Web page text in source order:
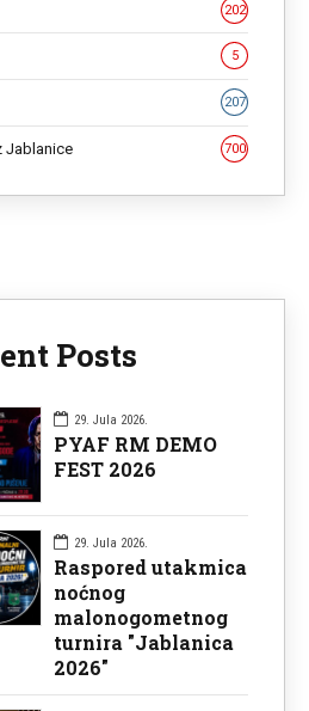
202
5
207
Jablanice 700
Posts
29. Jula 2026.
PYAF RM DEMO
FEST 2026
29. Jula 2026.
Raspored utakmica
noćnog
malonogometnog
turnira "Jablanica
2026"